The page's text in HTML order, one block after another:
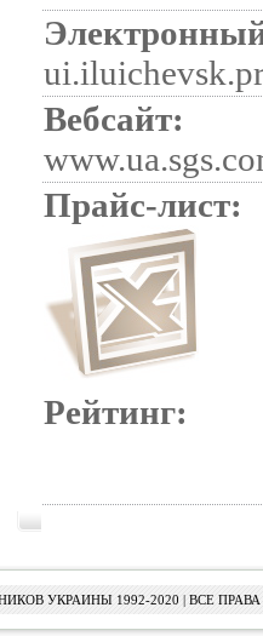
Вебсайт:
Прайс-лист:
Рейтинг:
УКРАИНЫ 1992-2020 | ВСЕ